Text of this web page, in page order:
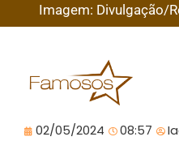
Imagem: Divulgação/
02/05/2024 08:57